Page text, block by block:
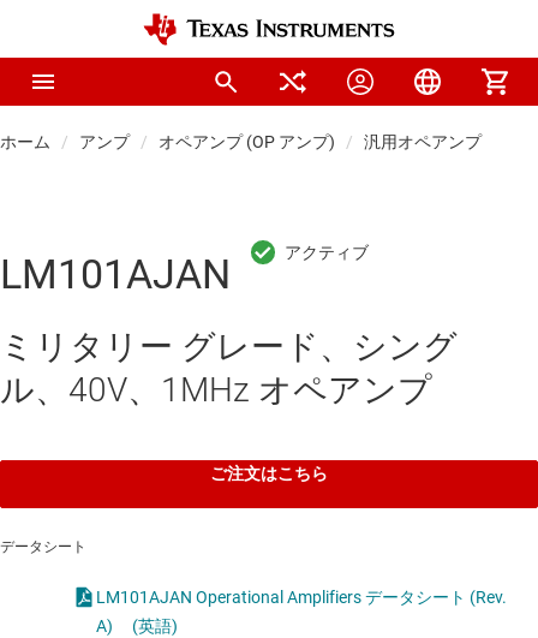
ホーム アンプ オペアンプ (OP アンプ) 汎用オペアンプ
LM101AJAN
ミリタリー グレード、シング
ル、40V、1MHz オペアンプ
ご注文はこちら
データシート
LM101AJAN Operational Amplifiers データシート (Rev.
A)
(英語)